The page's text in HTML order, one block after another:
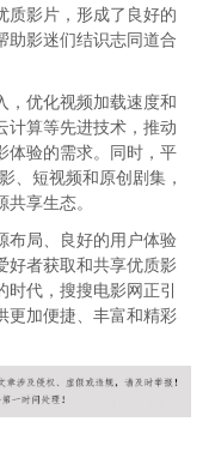
质影片，形成了良好的
助影迷们结识志同道合
，优化视频加载速度和
计算等先进技术，推动
体验的需求。同时，平
、短视频和原创剧集，
享生态。
布局、良好的用户体验
好者获取和共享优质影
代，搜搜电影网正引
更加便捷、丰富和精彩